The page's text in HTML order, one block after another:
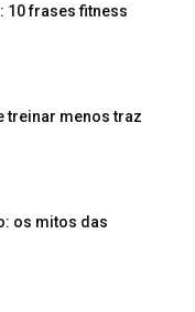
10 frases fitness
treinar menos traz
os mitos das